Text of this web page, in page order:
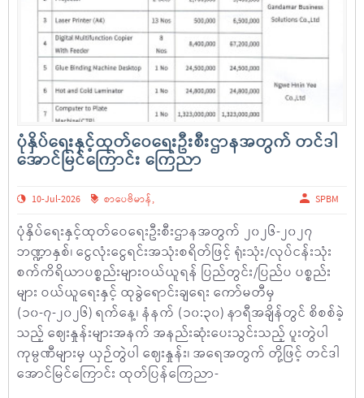
ပုံနှိပ်ရေးနှင့်ထုတ်ဝေရေးဦးစီးဌာနအတွက် တင်ဒါ
အောင်မြင်ကြောင်း ကြေညာ
10-Jul-2026 စာပေဗိမာန်, SPBM
ပုံနှိပ်ရေးနှင့်ထုတ်ဝေရေးဦးစီးဌာနအတွက် ၂၀၂၆-၂၀၂၇
ဘဏ္ဍာနှစ်၊ ငွေလုံးငွေရင်းအသုံးစရိတ်ဖြင့် ရုံးသုံး/လုပ်ငန်းသုံး
စက်ကိရိယာပစ္စည်းများဝယ်ယူရန် ပြည်တွင်း/ပြည်ပ ပစ္စည်း
များ ဝယ်ယူရေးနှင့် ထုခွဲရောင်းချရေး ကော်မတီမှ
(၁၀-၇-၂၀၂၆) ရက်နေ့၊ နံနက် (၁၀:၃၀) နာရီအချိန်တွင် စိစစ်ခဲ့
သည့် ဈေးနှုန်းများအနက် အနည်းဆုံးပေးသွင်းသည့် ပူးတွဲပါ
ကုမ္ပဏီများမှ ယှဉ်တွဲပါ ဈေးနှုန်း၊ အရေအတွက် တို့ဖြင့် တင်ဒါ
အောင်မြင်ကြောင်း ထုတ်ပြန်ကြေညာ-